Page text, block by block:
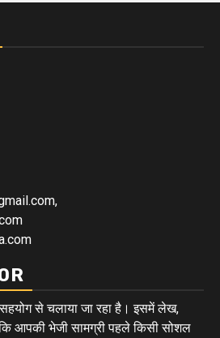
सहयोग से चलाया जा रहा है। इसमें लेख,
आपकी भेजी सामग्री पहले किसी सोशल